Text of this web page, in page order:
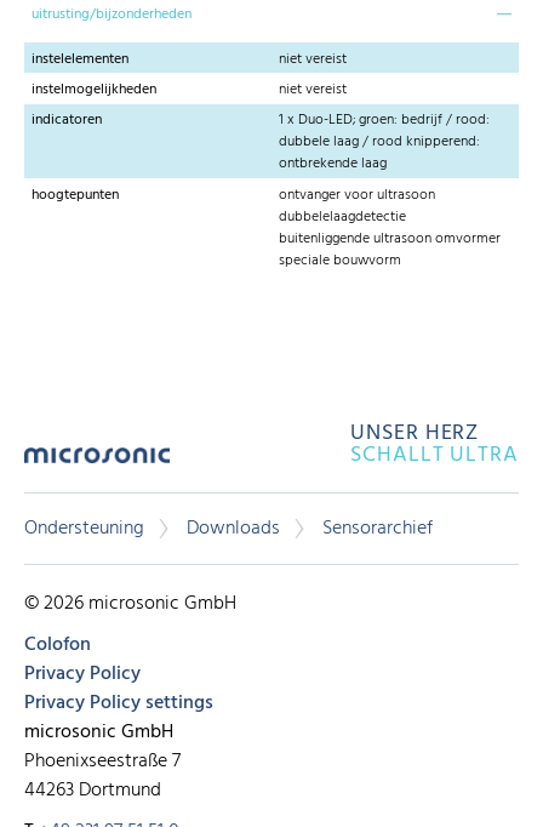
uitrusting/bijzonderheden
instelelementen
niet vereist
instelmogelijkheden
niet vereist
indicatoren
1 x Duo-LED; groen: bedrijf / rood:
dubbele laag / rood knipperend:
ontbrekende laag
hoogtepunten
ontvanger voor ultrasoon
dubbelelaagdetectie
buitenliggende ultrasoon omvormer
speciale bouwvorm
UNSER HERZ
SCHALLT ULTRA
Ondersteuning Downloads Sensorarchief
© 2026 microsonic GmbH
Colofon
Privacy Policy
Privacy Policy settings
microsonic GmbH
Phoenixseestraße 7
44263 Dortmund